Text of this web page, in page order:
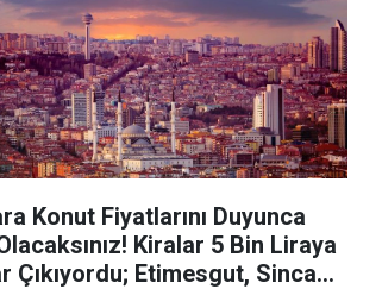
Konut Fiyatlarını Duyunca
Kiralar 5 Bin Liraya
Çıkıyordu; Etimesgut, Sincan,